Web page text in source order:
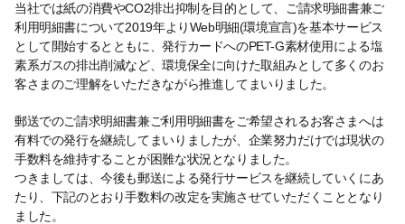
当社では紙の消費やCO2排出抑制を目的として、ご請求明細書兼ご
利用明細書について2019年よりWeb明細(環境宣言)を基本サービス
として開始するとともに、発行カードへのPET-G素材使用による塩
素系ガスの排出削減など、環境保全に向けた取組みとして多くのお
客さまのご理解をいただきながら推進してまいりました。
郵送でのご請求明細書兼ご利用明細書をご希望されるお客さまへは
有料での発行を継続してまいりましたが、企業努力だけでは現状の
手数料を維持することが困難な状況となりました。
つきましては、今後も郵送による発行サービスを継続していくにあ
たり、下記のとおり手数料の改定を実施させていただくこととなり
ました。